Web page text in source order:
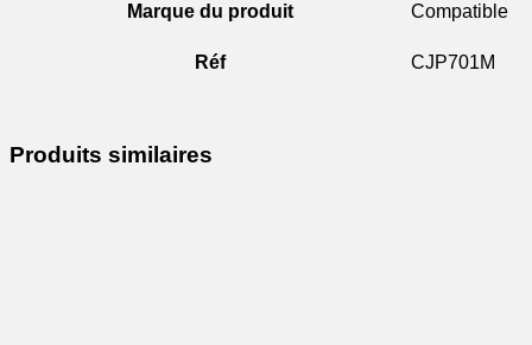
Marque du produit Compatible
Réf CJP701M
Produits similaires